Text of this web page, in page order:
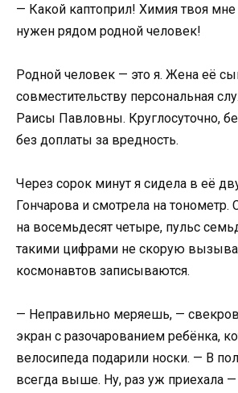
— Какой каптоприл! Химия твоя
нужен рядом родной человек!
Родной человек — это я. Жена её
совместительству персональная
Раисы Павловны. Круглосуточно,
без доплаты за вредность.
Через сорок минут я сидела в её
Гончарова и смотрела на тонометр.
на восемьдесят четыре, пульс
такими цифрами не скорую
космонавтов записываются.
— Неправильно меряешь, —
экран с разочарованием ребёнка,
велосипеда подарили носки. — В
всегда выше. Ну, раз уж приехала —